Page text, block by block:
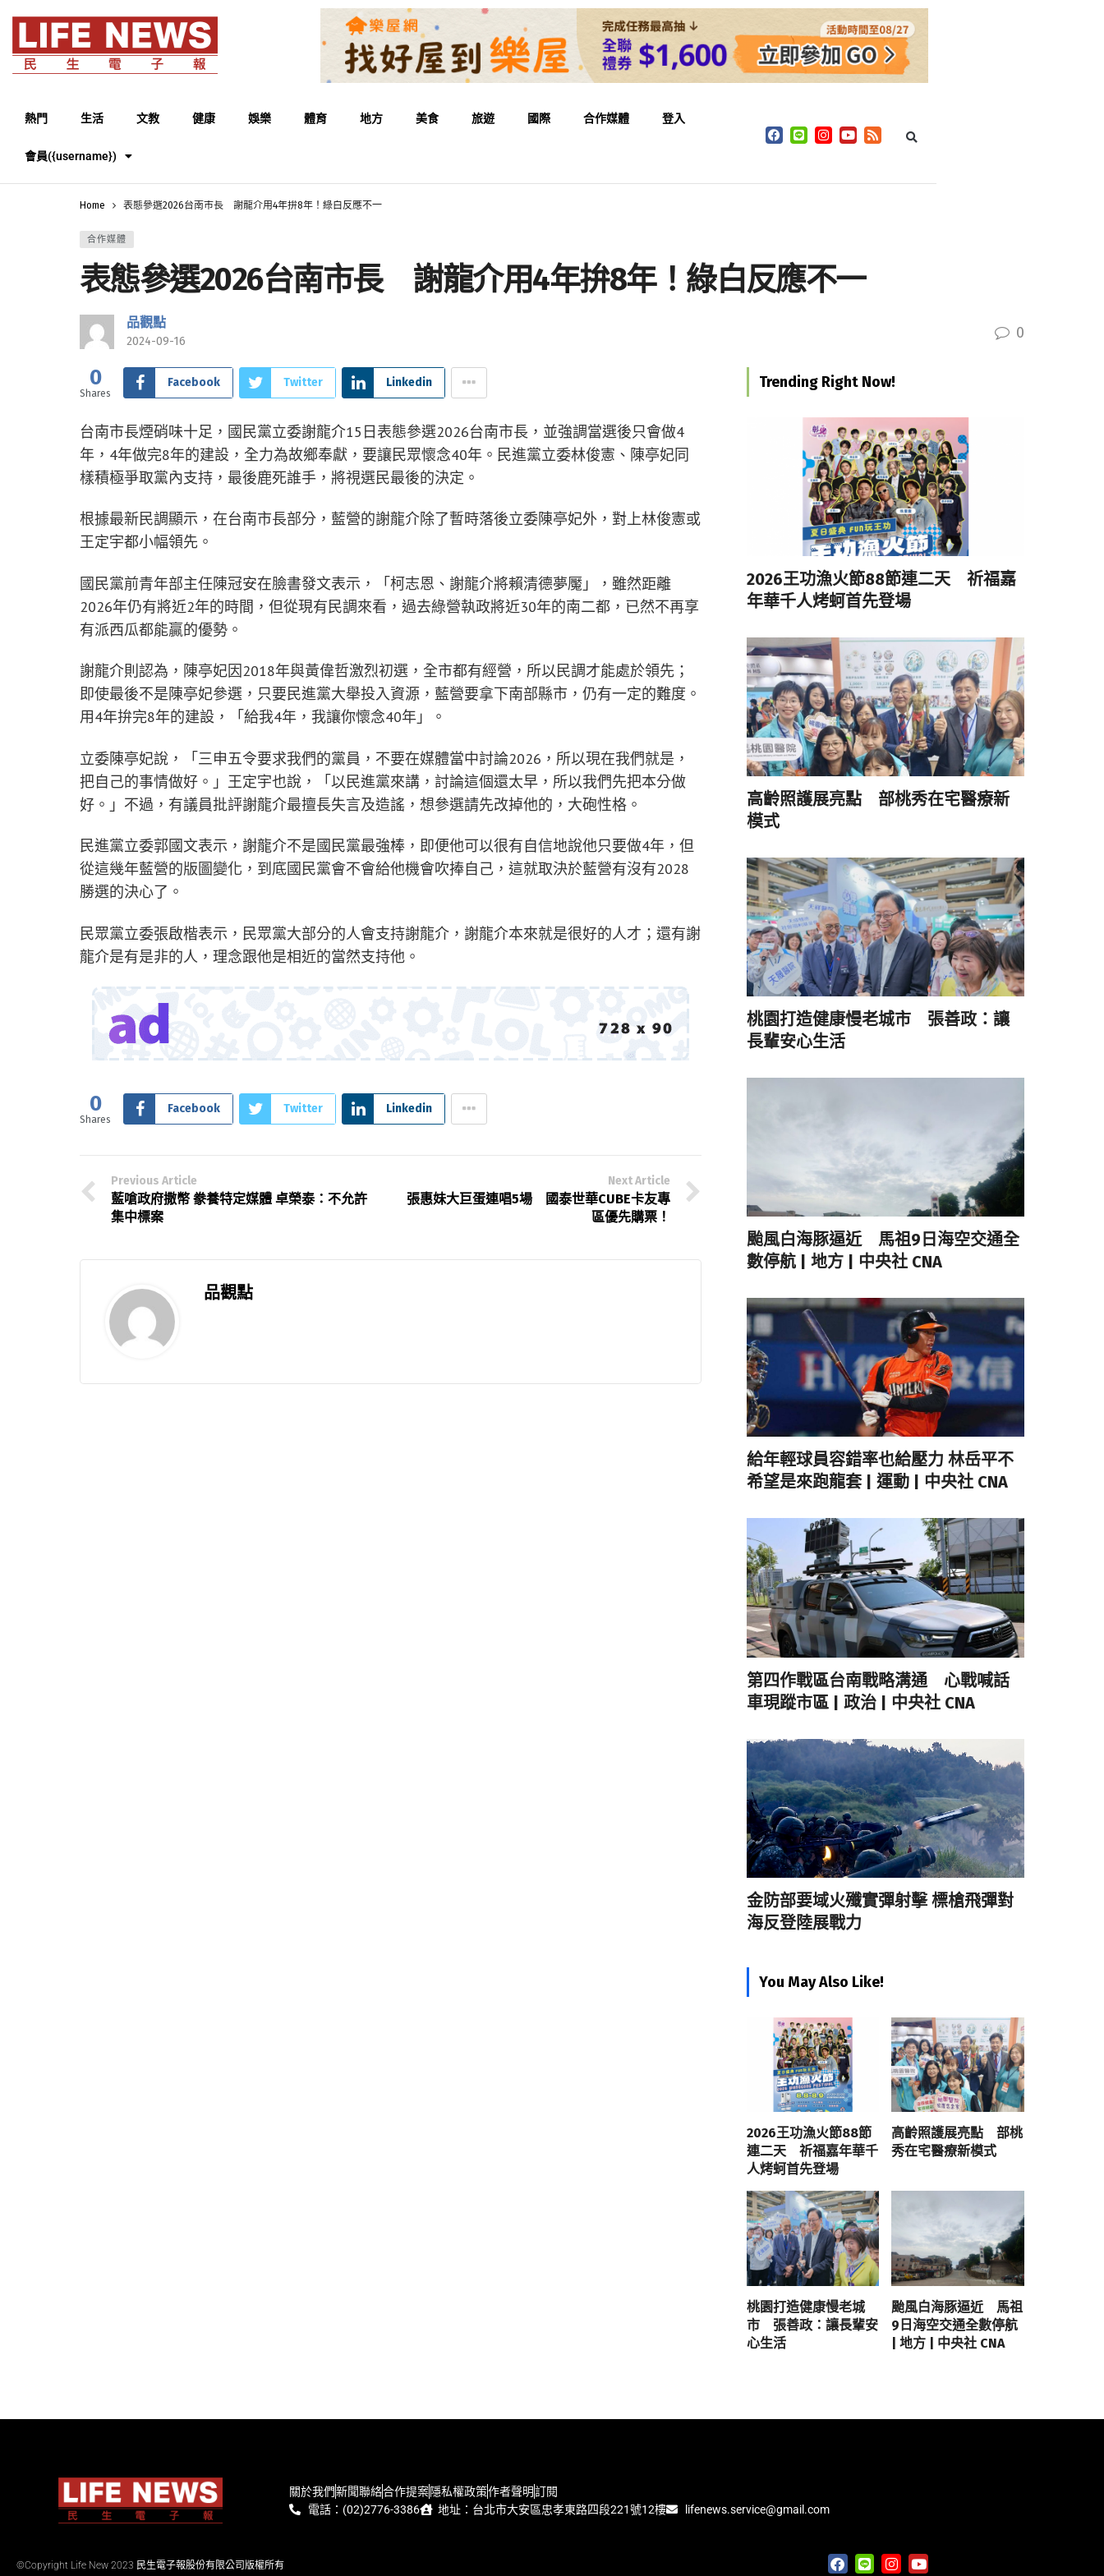
熱門 生活 文教 健康 娛樂 體育 地方 美食 旅遊 國際 合作媒體 登入
會員({username})
Home 表態參選2026台南市長 謝龍介用4年拚8年！綠白反應不一
合作媒體
表態參選2026台南市長 謝龍介用4年拚8年！綠白反應不一
品觀點
2024-09-16 0
0
Shares
Facebook Twitter Linkedin
台南市長煙硝味十足，國民黨立委謝龍介15日表態參選2026台南市長，並強調當選後只會做4
年，4年做完8年的建設，全力為故鄉奉獻，要讓民眾懷念40年。民進黨立委林俊憲、陳亭妃同
樣積極爭取黨內支持，最後鹿死誰手，將視選民最後的決定。
根據最新民調顯示，在台南市長部分，藍營的謝龍介除了暫時落後立委陳亭妃外，對上林俊憲或
王定宇都小幅領先。
國民黨前青年部主任陳冠安在臉書發文表示，「柯志恩、謝龍介將賴清德夢魘」，雖然距離
2026年仍有將近2年的時間，但從現有民調來看，過去綠營執政將近30年的南二都，已然不再享
有派西瓜都能贏的優勢。
謝龍介則認為，陳亭妃因2018年與黃偉哲激烈初選，全市都有經營，所以民調才能處於領先；
即使最後不是陳亭妃參選，只要民進黨大舉投入資源，藍營要拿下南部縣市，仍有一定的難度。
用4年拚完8年的建設，「給我4年，我讓你懷念40年」。
立委陳亭妃說，「三申五令要求我們的黨員，不要在媒體當中討論2026，所以現在我們就是，
把自己的事情做好。」王定宇也說，「以民進黨來講，討論這個還太早，所以我們先把本分做
好。」不過，有議員批評謝龍介最擅長失言及造謠，想參選請先改掉他的，大砲性格。
民進黨立委郭國文表示，謝龍介不是國民黨最強棒，即便他可以很有自信地說他只要做4年，但
從這幾年藍營的版圖變化，到底國民黨會不會給他機會吹捧自己，這就取決於藍營有沒有2028
勝選的決心了。
民眾黨立委張啟楷表示，民眾黨大部分的人會支持謝龍介，謝龍介本來就是很好的人才；還有謝
龍介是有是非的人，理念跟他是相近的當然支持他。
0
Shares
Facebook Twitter Linkedin
Previous Article
藍嗆政府撒幣 豢養特定媒體 卓榮泰：不允許
集中標案
Next Article
張惠妹大巨蛋連唱5場 國泰世華CUBE卡友專
區優先購票！
品觀點
Trending Right Now!
2026王功漁火節88節連二天 祈福嘉
年華千人烤蚵首先登場
高齡照護展亮點 部桃秀在宅醫療新
模式
桃園打造健康慢老城市 張善政：讓
長輩安心生活
颱風白海豚逼近 馬祖9日海空交通全
數停航 | 地方 | 中央社 CNA
給年輕球員容錯率也給壓力 林岳平不
希望是來跑龍套 | 運動 | 中央社 CNA
第四作戰區台南戰略溝通 心戰喊話
車現蹤市區 | 政治 | 中央社 CNA
金防部要域火殲實彈射擊 標槍飛彈對
海反登陸展戰力
You May Also Like!
2026王功漁火節88節
連二天 祈福嘉年華千
人烤蚵首先登場
高齡照護展亮點 部桃
秀在宅醫療新模式
桃園打造健康慢老城
市 張善政：讓長輩安
心生活
颱風白海豚逼近 馬祖
9日海空交通全數停航
| 地方 | 中央社 CNA
關於我們新聞聯絡合作提案隱私權政策作者聲明訂閱
電話：(02)2776-3386
地址：台北市大安區忠孝東路四段221號12樓 lifenews.service@gmail.com
©Copyright Life New 2023 民生電子報股份有限公司版權所有